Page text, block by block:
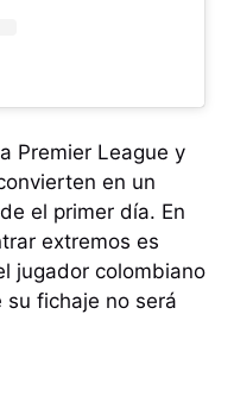
Premier League y
en un
el primer día. En
extremos es
jugador colombiano
su fichaje no será